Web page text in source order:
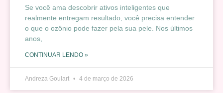
Se você ama descobrir ativos inteligentes que
realmente entregam resultado, você precisa entender
o que o ozônio pode fazer pela sua pele. Nos últimos
anos,
CONTINUAR LENDO »
Andreza Goulart 4 de março de 2026